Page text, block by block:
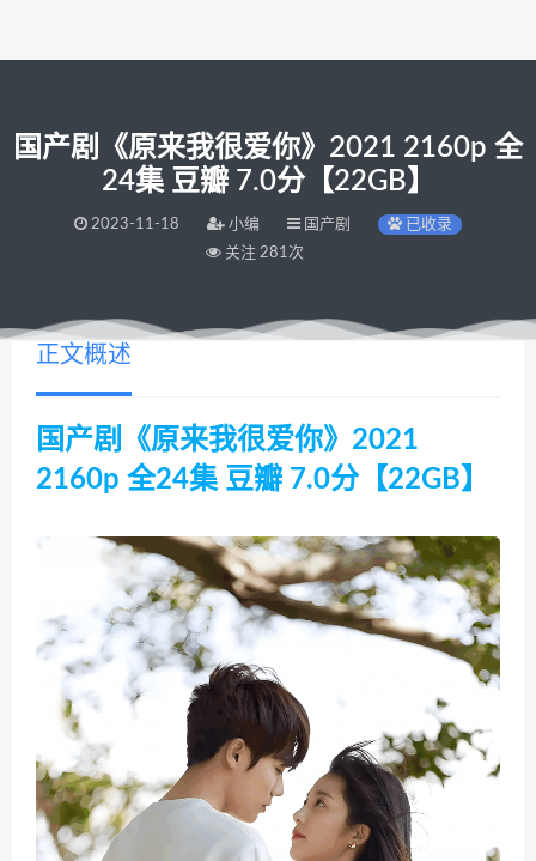
国产剧《原来我很爱你》2021 2160p 全
24集 豆瓣 7.0分【22GB】
2023-11-18 小编 国产剧
已收录
关注 281次
正文概述
国产剧《原来我很爱你》2021
2160p 全24集 豆瓣 7.0分【22GB】